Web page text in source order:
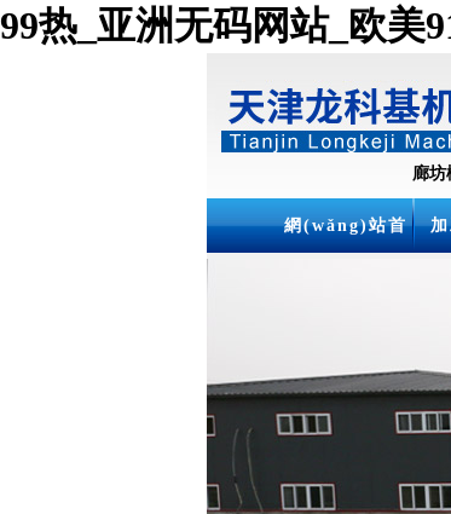
99热_亚洲无码网站_欧美
廊坊
網(wǎng)站首